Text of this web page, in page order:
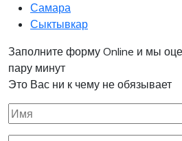
Самара
Сыктывкар
Заполните форму Online и мы
пару минут
Это Вас ни к чему не обязывает